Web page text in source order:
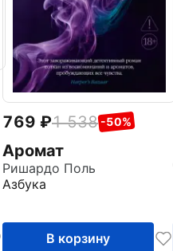
769 1 538 -50%
Аромат
Ришардо Поль
Азбука
В корзину